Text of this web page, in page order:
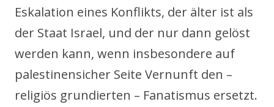
Eskalation eines Konflikts, der älter ist als
der Staat Israel, und der nur dann gelöst
werden kann, wenn insbesondere auf
palestinensicher Seite Vernunft den –
religiös grundierten – Fanatismus ersetzt.